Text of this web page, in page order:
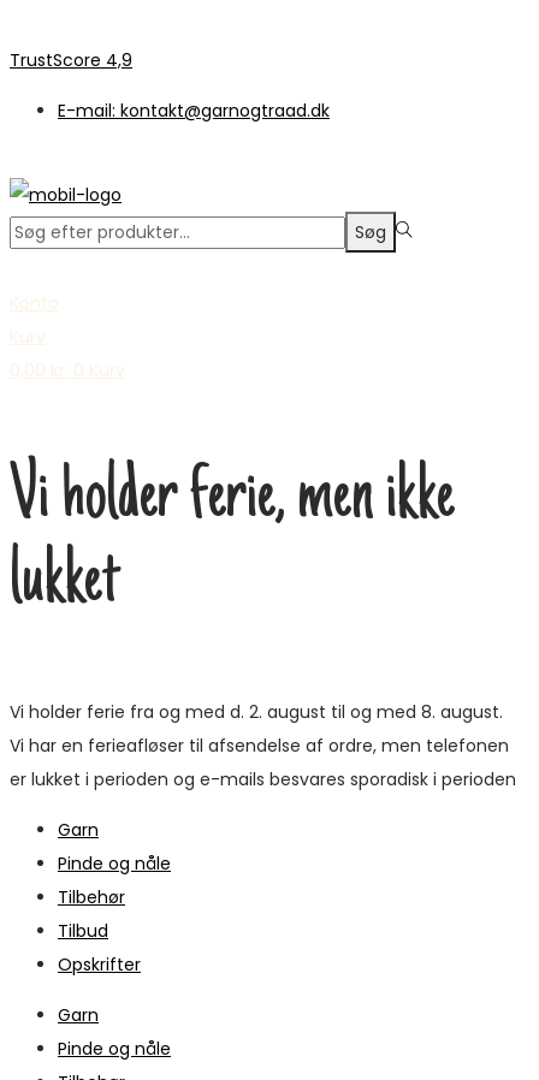
TrustScore 4,9
E-mail: kontakt@garnogtraad.dk
Søge
Søg
Konto
Kurv
0,00 kr. 0 Kurv
Vi holder ferie, men ikke
lukket
Vi holder ferie fra og med d. 2. august til og med 8. august.
Vi har en ferieafløser til afsendelse af ordre, men telefonen
er lukket i perioden og e-mails besvares sporadisk i perioden
Garn
Pinde og nåle
Tilbehør
Tilbud
Opskrifter
Garn
Pinde og nåle